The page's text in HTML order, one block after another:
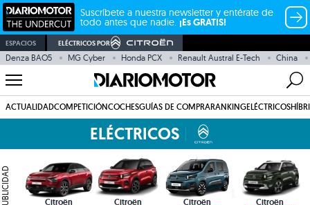
Suscríbete a nuestra newsletter y entérate de
todo antes que nadie. ¡Es GRATIS!
ESPACIOS ELÉCTRICOS POR
Denza BAO5 MG Cyber Honda PCX Renault Austral E-Tech China
ACTUALIDADCOMPETICIÓNCOCHESGUÍAS DE COMPRARANKINGELÉCTRICOS
ELÉCTRICOS
PUBLICIDAD Citroën Citroën Citroën Citroën